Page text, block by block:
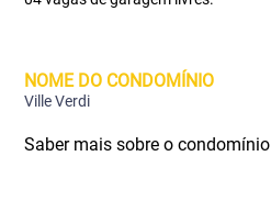
NOME DO CONDOMÍNIO
Ville Verdi
Saber mais sobre o condomínio